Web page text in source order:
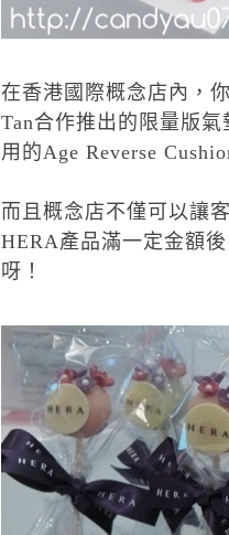
在香港國際概念店內，
Tan合作推出的限量版
用的Age Reverse
而且概念店不僅可以讓
HERA產品滿一定金額
呀！